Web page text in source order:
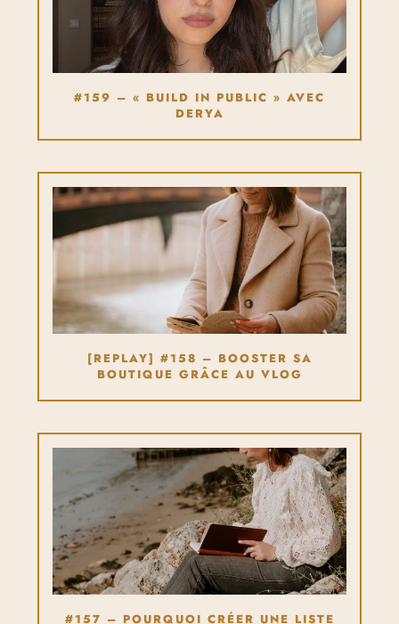
#159 – « BUILD IN PUBLIC » AVEC
DERYA
[REPLAY] #158 – BOOSTER SA
BOUTIQUE GRÂCE AU VLOG
#157 – POURQUOI CRÉER UNE LISTE